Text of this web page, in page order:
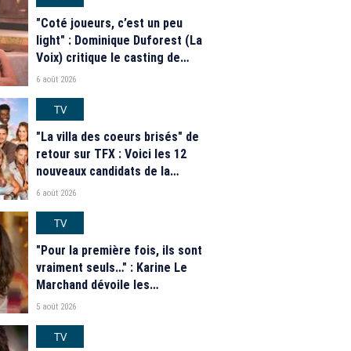
"Coté joueurs, c’est un peu
light" : Dominique Duforest (La
Voix) critique le casting de
"Secret Story" 2026
6 août 2026
TV
"La villa des coeurs brisés" de
retour sur TFX : Voici les 12
nouveaux candidats de la
saison 2026
6 août 2026
TV
"Pour la première fois, ils sont
vraiment seuls…" : Karine Le
Marchand dévoile les
nouveautés des speed dating
2026
5 août 2026
TV